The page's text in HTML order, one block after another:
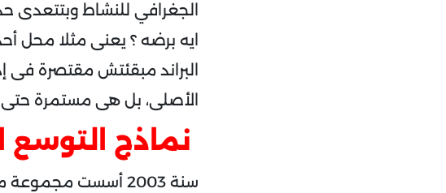
الجغرافي للنشاط وبتتعدى
ايه برضه ؟ يعنى مثلا محل
البراند مبقئتش مقتصرة فى
الأصلى، بل هى مستمرة حتى
نماذج التوسع
سنة 2003 أسست